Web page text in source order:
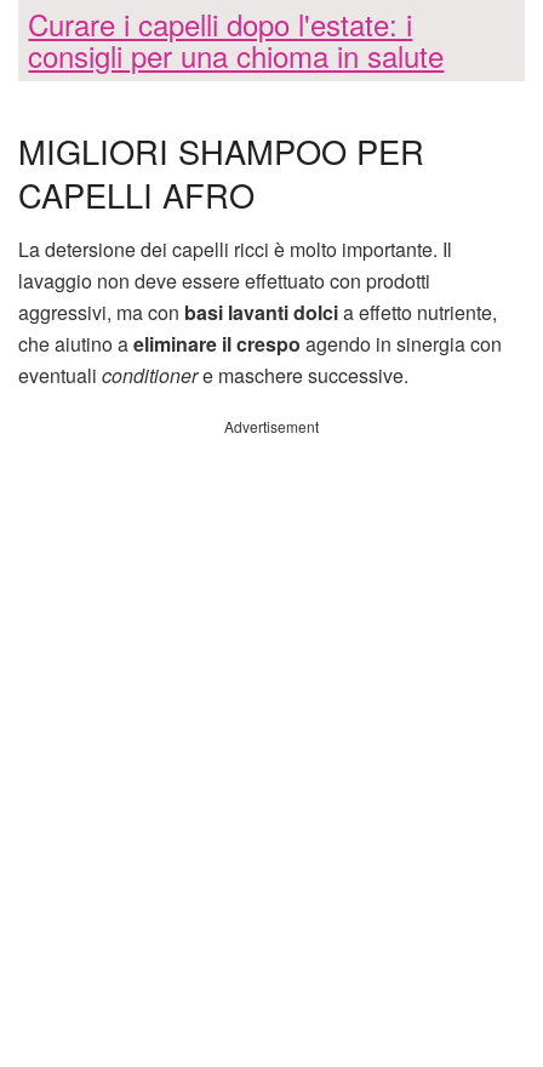
Curare i capelli dopo l'estate: i
consigli per una chioma in salute
MIGLIORI SHAMPOO PER
CAPELLI AFRO
La detersione dei capelli ricci è molto importante. Il
lavaggio non deve essere effettuato con prodotti
aggressivi, ma con basi lavanti dolcia effetto nutriente,
che aiutino aeliminare il crespo agendo in sinergia con
eventuali conditionere maschere successive.
Advertisement